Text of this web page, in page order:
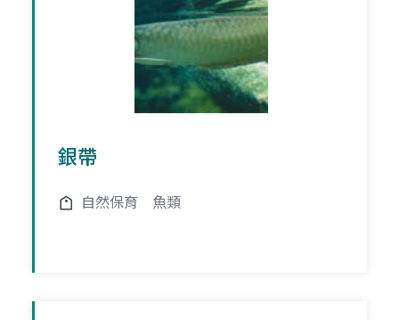
銀帶
自然保育 魚類